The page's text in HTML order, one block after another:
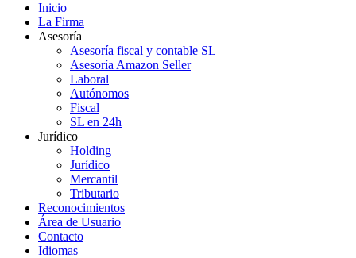
Inicio
La Firma
Asesoría
Asesoría fiscal y contable SL
Asesoría Amazon Seller
Laboral
Autónomos
Fiscal
SL en 24h
Jurídico
Holding
Jurídico
Mercantil
Tributario
Reconocimientos
Área de Usuario
Contacto
Idiomas